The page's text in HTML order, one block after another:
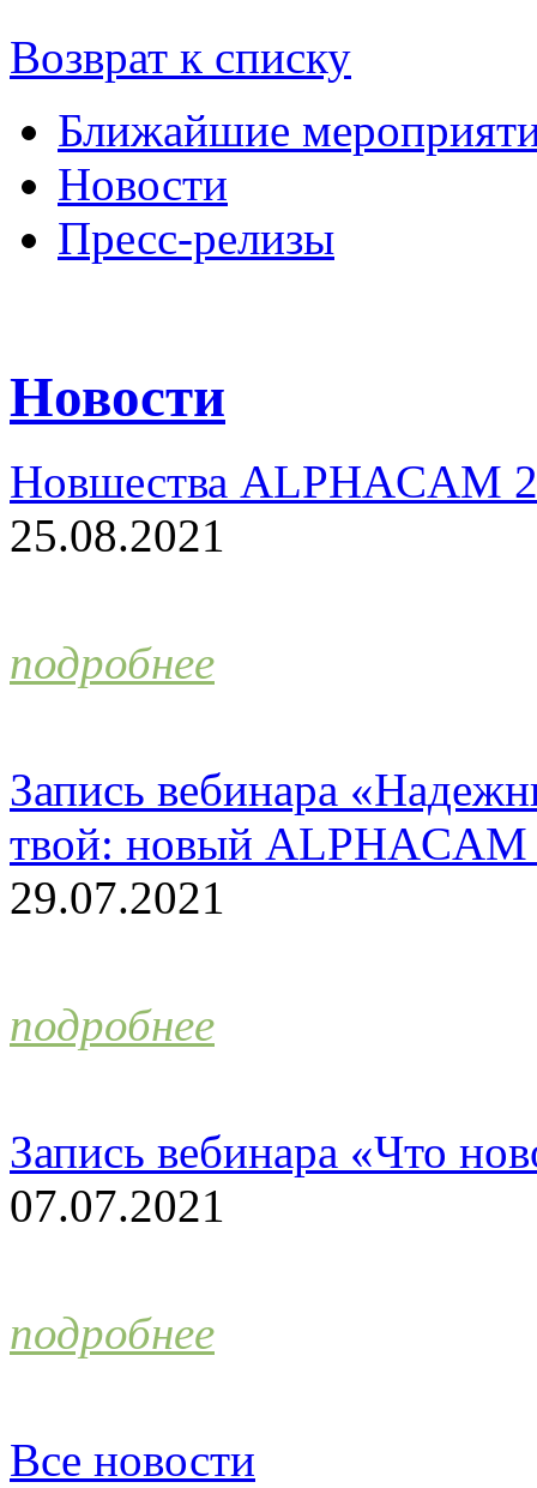
Возврат к списку
Ближайшие
Новости
Пресс-релизы
Новости
Новшества ALPHACAM
25.08.2021
подробнее
Запись вебинара
твой: новый ALPHACAM
29.07.2021
подробнее
Запись вебинара «Что
07.07.2021
подробнее
Все новости